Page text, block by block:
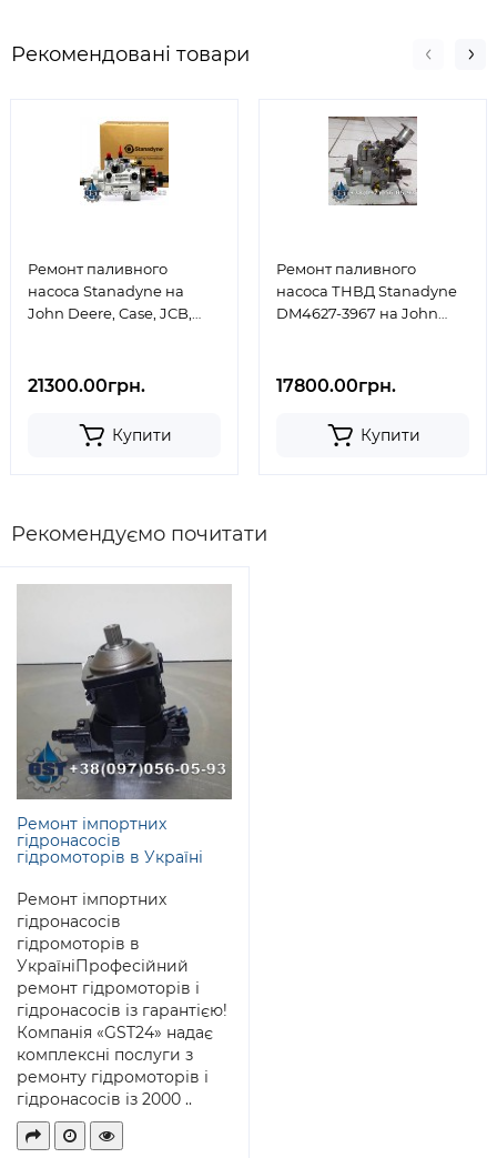
Рекомендовані товари
Ремонт паливного
насоса Stanadyne на
John Deere, Case, JCB,
21300.00грн.
Купити
Ремонт паливного
насоса ТНВД Stanadyne
DM4627-3967 на John
17800.00грн.
Купити
Рекомендуємо почитати
Ремонт імпортних
гідронасосів
гідромоторів в Україні
Ремонт імпортних
гідронасосів
гідромоторів в
УкраїніПрофесійний
ремонт гідромоторів і
гідронасосів із гарантією!
Компанія «GST24» надає
комплексні послуги з
ремонту гідромоторів і
гідронасосів із 2000 ..